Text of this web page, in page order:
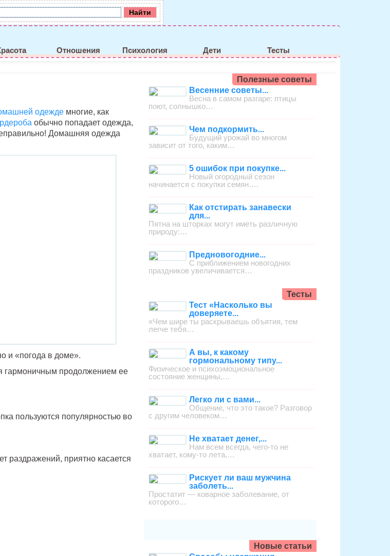
Отношения Психология Дети Тесты
одеждемногие, как
обычно попадает одежда,
Домашняя одежда
и «погода в доме».
гармоничным продолжением ее
пользуются популярностью во
раздражений, приятно касается
Полезные советы
Весенние советы...
Весна в самом разгаре: птицы
поют, солнышко…
Чем подкормить...
Будущий урожай во многом
зависит от того, каким…
5 ошибок при покупке...
Новый огородный сезон
начинается с покупки семян….
Как отстирать занавески
для...
Пятна на шторках могут иметь различную
природу:…
Предновогодние...
С приближением новогодних
праздников увеличивается…
Тесты
Тест «Насколько вы
доверяете...
«Чем шире ты раскрываешь объятия, тем
легче тебя…
А вы, к какому
гормональному типу...
Физическое и психоэмоциональное
состояние женщины,…
Легко ли с вами...
Общение, что это такое? Разговор
с другим человеком…
Не хватает денег,...
Нам всем всегда, чего-то не
хватает, кому-то лета,…
Рискует ли ваш мужчина
заболеть...
Простатит — коварное заболевание, от
которого…
Новые статьи